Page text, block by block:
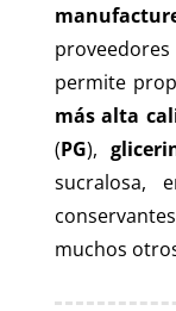
permite
más alta
(PG),
sucralosa,
muchos